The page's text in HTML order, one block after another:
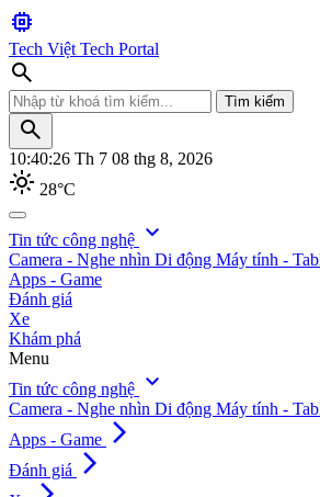
memory
Tech Việt Tech Portal
search
Tìm kiếm
search
10:40:27 Th 7 08 thg 8, 2026
light_mode 28°C
search
Tìm kiếm
Tin tức công nghệ expand_more
Camera - Nghe nhìn Di động Máy tính -
Apps - Game
Đánh giá
Xe
Khám phá
Menu
Tin tức công nghệ expand_more
Camera - Nghe nhìn Di động Máy tính -
Apps - Game arrow_forward_ios
Đánh giá arrow_forward_ios